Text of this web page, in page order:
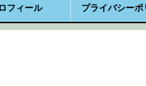
フィール プライバシーポ